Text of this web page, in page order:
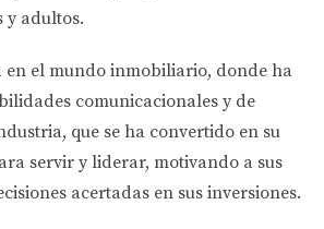
te dará poder en las negociaciones.
importante como la casa misma.
donde planeas vivir
en tu calidad de vida.
aspectos:
y adultos.
en el mundo inmobiliario, donde ha
comunicacionales y de
, que se ha convertido en su
servir y liderar, motivando a sus
acertadas en sus inversiones.